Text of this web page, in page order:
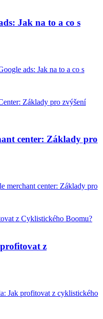
Jak na to a co s
ads: Jak na to a co s
center: Základy pro
merchant center: Základy pro
z
Jak profitovat z cyklistického